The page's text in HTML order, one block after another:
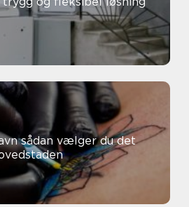
du det